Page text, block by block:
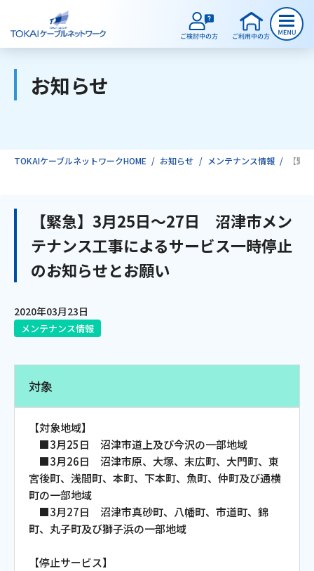
ご検討中のお客様
インターネット
おトクな情報 料金案内
お知らせ
TOKAIケーブルネットワークHOME お知らせ メンテナンス情報 【緊
【緊急】3月25日～27日 沼津市メン
テナンス工事によるサービス一時停止
のお知らせとお願い
2020年03月23日
メンテナンス情報
対象
【対象地域】
■3月25日 沼津市道上及び今沢の一部地域
■3月26日 沼津市原、大塚、末広町、大門町、東
宮後町、浅間町、本町、下本町、魚町、仲町及び通横
町の一部地域
■3月27日 沼津市真砂町、八幡町、市道町、錦
町、丸子町及び獅子浜の一部地域
【停止サービス】